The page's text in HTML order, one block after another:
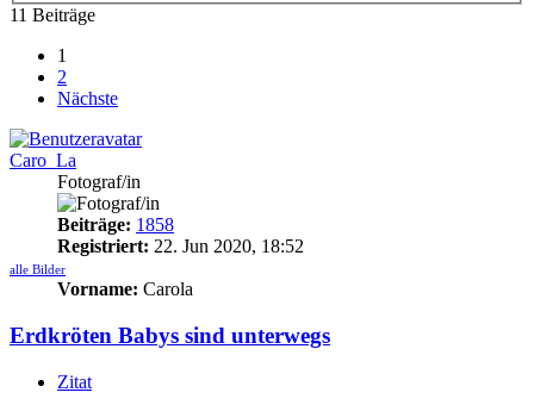
11 Beiträge
1
2
Nächste
Caro_La
Fotograf/in
Beiträge: 1858
Registriert: 22. Jun 2020, 18:52
alle Bilder
Vorname: Carola
Erdkröten Babys sind unterwegs
Zitat